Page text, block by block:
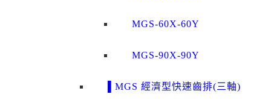
MGS-60X-60Y
MGS-90X-90Y
▌MGS 經濟型快速齒排(三軸)